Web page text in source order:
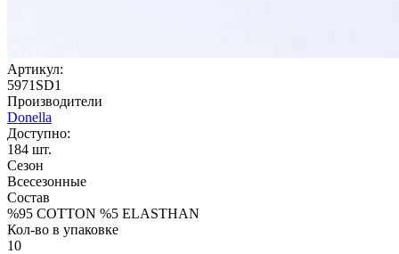
Артикул:
5971SD1
Производители
Donella
Доступно:
184 шт.
Сезон
Всесезонные
Состав
%95 COTTON %5 ELASTHAN
Кол-во в упаковке
10